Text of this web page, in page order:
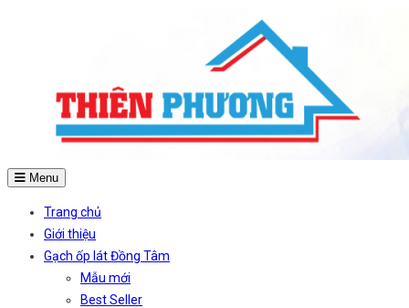
Menu
Trang chủ
Giới thiệu
Gạch ốp lát Đồng Tâm
Mẫu mới
Best Seller